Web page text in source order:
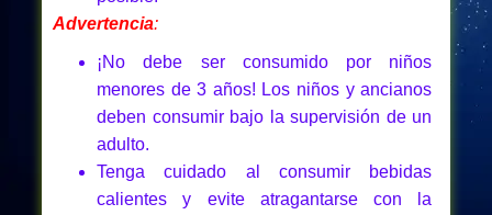
Advertencia:
¡No debe ser consumido por niños
menores de 3 años! Los niños y ancianos
deben consumir bajo la supervisión de un
adulto.
Tenga cuidado al consumir bebidas
calientes y evite atragantarse con la